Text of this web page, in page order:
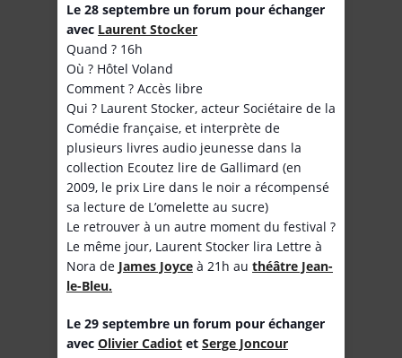
Le 28 septembre un forum pour échanger
avec Laurent Stocker
Quand ? 16h
Où ? Hôtel Voland
Comment ? Accès libre
Qui ? Laurent Stocker, acteur Sociétaire de la
Comédie française, et interprète de
plusieurs livres audio jeunesse dans la
collection Ecoutez lire de Gallimard (en
2009, le prix Lire dans le noir a récompensé
sa lecture de L’omelette au sucre)
Le retrouver à un autre moment du festival ?
Le même jour, Laurent Stocker lira Lettre à
Nora de James Joyce à 21h au théâtre Jean-
le-Bleu.
Le 29 septembre un forum pour échanger
avec Olivier Cadiot et Serge Joncour